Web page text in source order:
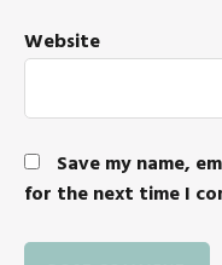
Website
Save my name,
for the next time I